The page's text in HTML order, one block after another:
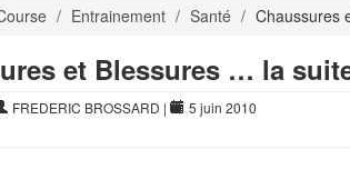
/ Entrainement / Santé / Chaussures
et Blessures … la
FREDERIC BROSSARD | 5 juin 2010